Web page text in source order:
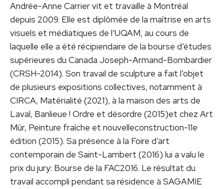
Andrée-Anne Carrier vit et travaille à Montréal
depuis 2009. Elle est diplômée de la maîtrise en arts
visuels et médiatiques de l’UQAM, au cours de
laquelle elle a été récipiendaire de la bourse d’études
supérieures du Canada Joseph-Armand-Bombardier
(CRSH-2014). Son travail de sculpture a fait l’objet
de plusieurs expositions collectives, notamment à
CIRCA, Matérialité (2021), à la maison des arts de
Laval, Banlieue ! Ordre et désordre (2015)et chez Art
Mûr, Peinture fraîche et nouvelleconstruction-11e
édition (2015). Sa présence à la Foire d’art
contemporain de Saint-Lambert (2016) lui a valu le
prix du jury: Bourse de la FAC2016. Le résultat du
travail accompli pendant sa résidence à SAGAMIE